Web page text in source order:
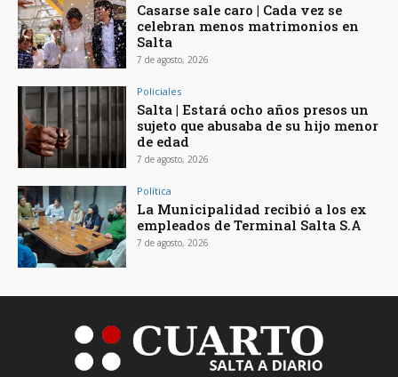
Casarse sale caro | Cada vez se
celebran menos matrimonios en
Salta
7 de agosto, 2026
Policiales
Salta | Estará ocho años presos un
sujeto que abusaba de su hijo menor
de edad
7 de agosto, 2026
Política
La Municipalidad recibió a los ex
empleados de Terminal Salta S.A
7 de agosto, 2026